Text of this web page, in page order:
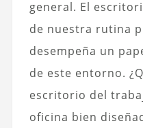
general. El
de nuestra rutina
desempeña un
de este entorno.
escritorio del
oficina bien